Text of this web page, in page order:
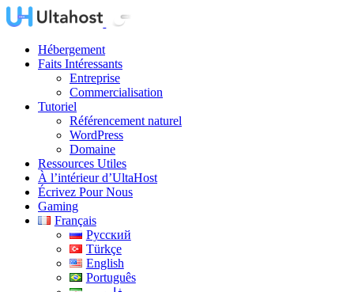
Hébergement
Faits Intéressants
Entreprise
Commercialisation
Tutoriel
Référencement naturel
WordPress
Domaine
Ressources Utiles
À l’intérieur d’UltaHost
Écrivez Pour Nous
Gaming
Français
Русский
Türkçe
English
Português